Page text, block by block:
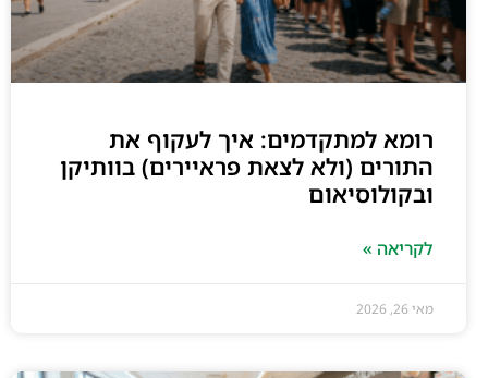
רומא למתקדמים: איך לעקוף את
התורים (ולא לצאת פראיירים) בוותיקן
ובקולוסיאום
לקריאה »
מאי 26, 2026